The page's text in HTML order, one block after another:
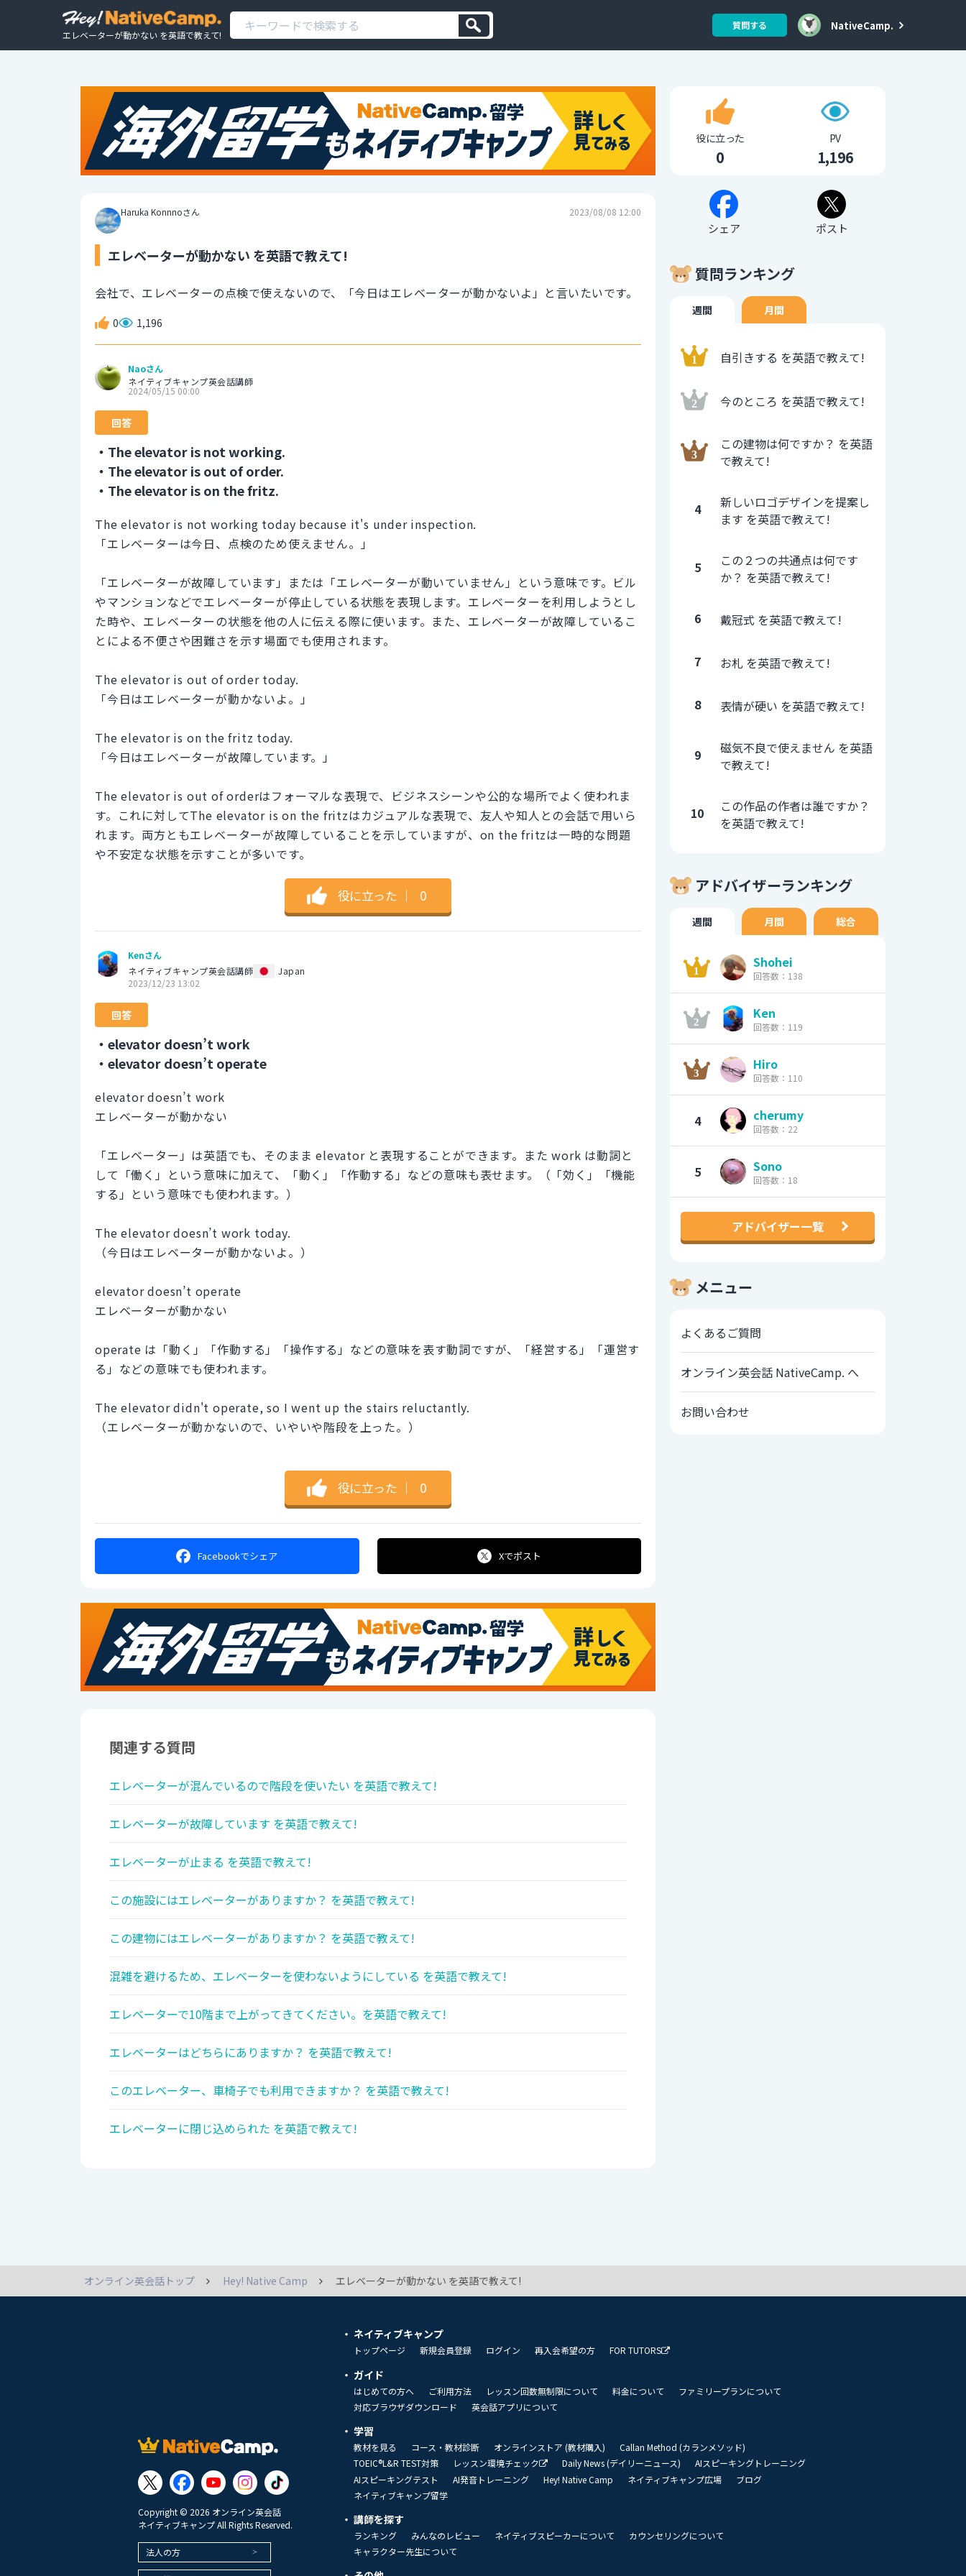
エレベーターが動かない を英語で教えて!
質問する NativeCamp.
Haruka Konnnoさん 2023/08/08 12:00
エレベーターが動かない を英語で教えて!
会社で、エレベーターの点検で使えないので、「今日はエレベーターが動かないよ」と言いたいです。
0 1,196
Naoさん
ネイティブキャンプ英会話講師
2024/05/15 00:00
回答
・The elevator is not working.
・The elevator is out of order.
・The elevator is on the fritz.
The elevator is not working today because it's under inspection.
「エレベーターは今日、点検のため使えません。」
「エレベーターが故障しています」または「エレベーターが動いていません」という意味です。ビル
やマンションなどでエレベーターが停止している状態を表現します。エレベーターを利用しようとし
た時や、エレベーターの状態を他の人に伝える際に使います。また、エレベーターが故障しているこ
とによる不便さや困難さを示す場面でも使用されます。
The elevator is out of order today.
「今日はエレベーターが動かないよ。」
The elevator is on the fritz today.
「今日はエレベーターが故障しています。」
The elevator is out of orderはフォーマルな表現で、ビジネスシーンや公的な場所でよく使われま
す。これに対してThe elevator is on the fritzはカジュアルな表現で、友人や知人との会話で用いら
れます。両方ともエレベーターが故障していることを示していますが、on the fritzは一時的な問題
や不安定な状態を示すことが多いです。
役に立った ｜ 0
Kenさん
ネイティブキャンプ英会話講師
Japan
2023/12/23 13:02
回答
・elevator doesn’t work
・elevator doesn’t operate
elevator doesn’t work
エレベーターが動かない
「エレベーター」は英語でも、そのまま elevator と表現することができます。また work は動詞と
して「働く」という意味に加えて、「動く」「作動する」などの意味も表せます。（「効く」「機能
する」という意味でも使われます。）
The elevator doesn’t work today.
（今日はエレベーターが動かないよ。）
elevator doesn’t operate
エレベーターが動かない
operate は「動く」「作動する」「操作する」などの意味を表す動詞ですが、「経営する」「運営す
る」などの意味でも使われます。
The elevator didn't operate, so I went up the stairs reluctantly.
（エレベーターが動かないので、いやいや階段を上った。）
役に立った ｜ 0
Facebookでシェア Xでポスト
関連する質問
エレベーターが混んでいるので階段を使いたい を英語で教えて!
エレベーターが故障しています を英語で教えて!
エレベーターが止まる を英語で教えて!
この施設にはエレベーターがありますか？ を英語で教えて!
この建物にはエレベーターがありますか？ を英語で教えて!
混雑を避けるため、エレベーターを使わないようにしている を英語で教えて!
エレベーターで10階まで上がってきてください。を英語で教えて!
エレベーターはどちらにありますか？ を英語で教えて!
このエレベーター、車椅子でも利用できますか？ を英語で教えて!
エレベーターに閉じ込められた を英語で教えて!
役に立った
0
PV
1,196
シェア ポスト
質問ランキング
週間 月間
自引きする を英語で教えて!
今のところ を英語で教えて!
この建物は何ですか？ を英語
で教えて!
4
新しいロゴデザインを提案し
ます を英語で教えて!
5
この２つの共通点は何です
か？ を英語で教えて!
6 戴冠式 を英語で教えて!
7 お札 を英語で教えて!
8 表情が硬い を英語で教えて!
9
磁気不良で使えません を英語
で教えて!
10
この作品の作者は誰ですか？
を英語で教えて!
アドバイザーランキング
週間 月間 総合
Shohei
回答数：138
Ken
回答数：119
Hiro
回答数：110
4 cherumy
回答数：22
5 Sono
回答数：18
アドバイザー一覧
メニュー
よくあるご質問
オンライン英会話 NativeCamp. へ
お問い合わせ
オンライン英会話トップ Hey! Native Camp エレベーターが動かない を英語で教えて!
Copyright © 2026 オンライン英会話
ネイティブキャンプ All Rights Reserved.
法人の方
ネイティブキャンプ
トップページ 新規会員登録 ログイン 再入会希望の方 FOR TUTORS
ガイド
はじめての方へ ご利用方法 レッスン回数無制限について 料金について
ファミリープランについて
対応ブラウザダウンロード
英会話アプリについて
学習
教材を見る コース・教材診断 オンラインストア (教材購入)
Callan Method (カランメソッド)
TOEIC®L&R TEST対策
レッスン環境チェック Daily News (デイリーニュース)
AIスピーキングトレーニング
AIスピーキングテスト
AI発音トレーニング Hey! Native Camp ネイティブキャンプ広場
ブログ
ネイティブキャンプ留学
講師を探す
ランキング みんなのレビュー ネイティブスピーカーについて
カウンセリングについて
キャラクター先生について